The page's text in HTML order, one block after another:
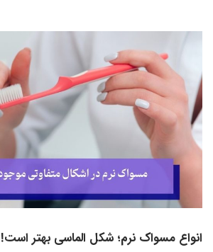
انواع مسواک نرم؛ شکل الماسی بهتر است!